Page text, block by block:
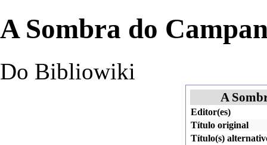
A Sombra do
Do Bibliowiki
A
Editor(es)
Título original
Título(s)